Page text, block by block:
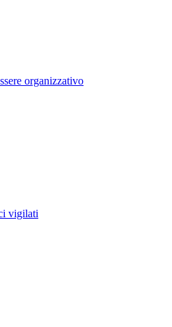
organizzativo
vigilati